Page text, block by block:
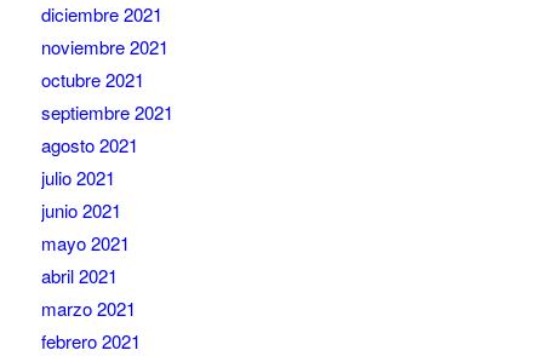
diciembre 2021
noviembre 2021
octubre 2021
septiembre 2021
agosto 2021
julio 2021
junio 2021
mayo 2021
abril 2021
marzo 2021
febrero 2021